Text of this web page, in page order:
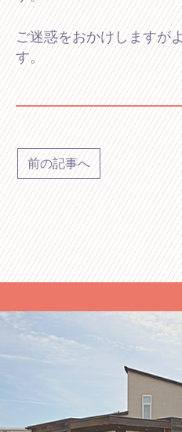
ご迷惑をおかけしますが
す。
前の記事へ